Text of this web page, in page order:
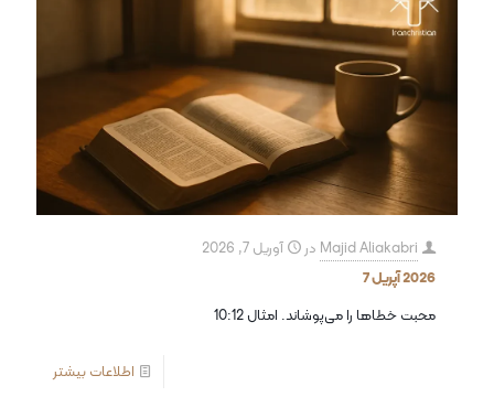
Majid Aliakabri در
آوریل 7, 2026
2026 آپریل 7
محبت خطاها را می‌پوشاند. امثال 10:12
اطلاعات بیشتر